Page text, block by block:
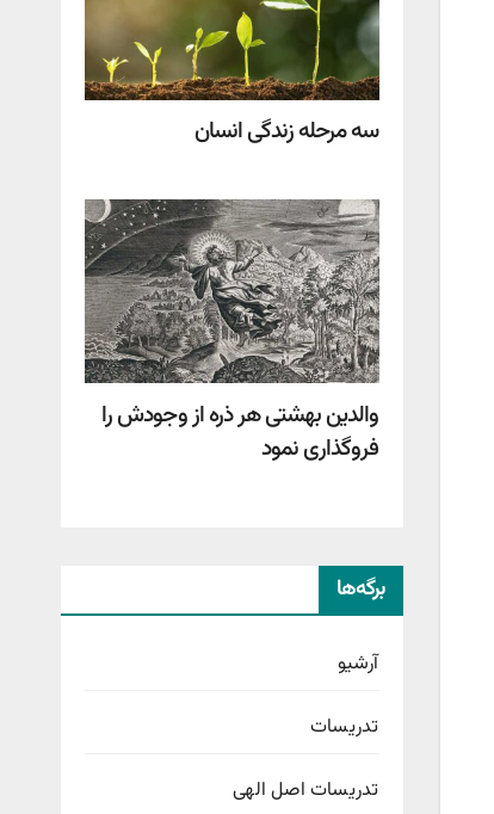
سه مرحله زندگی انسان
والدین بهشتی هر ذره از وجودش را
فروگذاری نمود
برگه‌ها
آرشیو
تدریسات
تدریسات اصل الهی